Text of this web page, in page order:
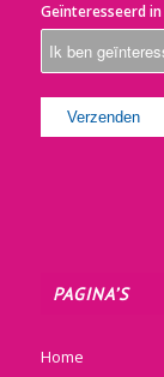
Geïnteresseerd in
PAGINA’S
Home